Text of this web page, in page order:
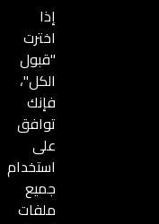
إذا
اخترت
"قبول
الكل"،
فإنك
توافق
على
استخدام
جميع
ملفات
منظمة إنسانية